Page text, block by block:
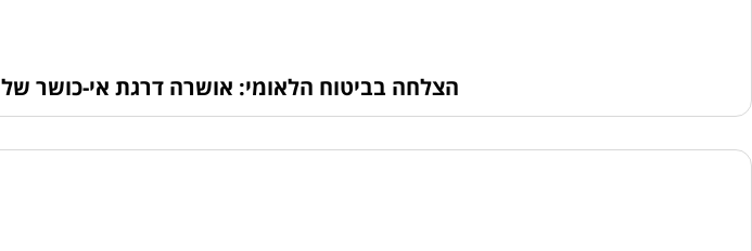
הצלחה בביטוח הלאומי: אושרה דרגת אי-כושר של 74% ותשלום רטרואקטיבי של כ-18,600 ש"ח